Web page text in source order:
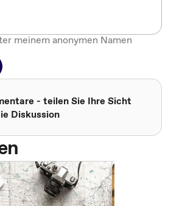
meinem anonymen Namen
- teilen Sie Ihre Sicht
Diskussion